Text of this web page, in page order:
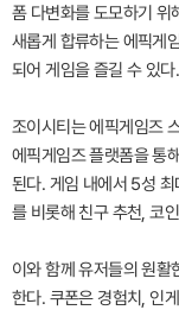
폼 다변화를 도모하기 위
새롭게 합류하는 에픽게
되어 게임을 즐길 수 있다.
조이시티는 에픽게임즈
에픽게임즈 플랫폼을 통
된다. 게임 내에서 5성
를 비롯해 친구 추천, 코
이와 함께 유저들의 원
한다. 쿠폰은 경험치, 인